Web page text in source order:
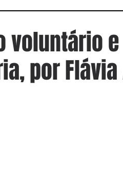
voluntário
por Flávia